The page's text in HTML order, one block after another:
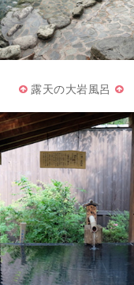
露天の大岩風呂